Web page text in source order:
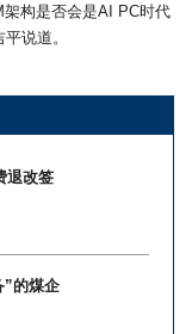
构是否会是AI PC时代
说道。
退改签
”的煤企